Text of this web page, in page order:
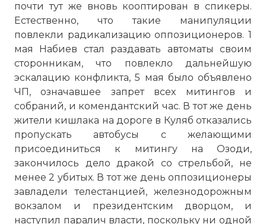
почти тут же вновь кооптирован в спикеры.
Естественно, что такие манипуляции
повлекли радикализацию оппозиционеров. 1
мая Набиев стал раздавать автоматы своим
сторонникам, что повлекло дальнейшую
эскалацию конфликта, 5 мая было объявлено
ЧП, означавшее запрет всех митингов и
собраний, и комендантский час. В тот же день
жители кишлака на дороге в Куляб отказались
пропускать автобусы с желающими
присоединиться к митингу на Озоди,
закончилось дело дракой со стрельбой, не
менее 2 убитых. В тот же день оппозиционеры
завладели телестанцией, железнодорожным
вокзалом и президентским дворцом, и
наступил паралич власти, поскольку ни одной